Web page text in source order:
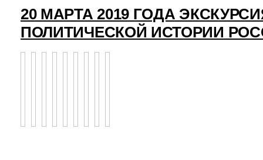
20 МАРТА 2019 ГОДА
ПОЛИТИЧЕСКОЙ ИСТОРИИ